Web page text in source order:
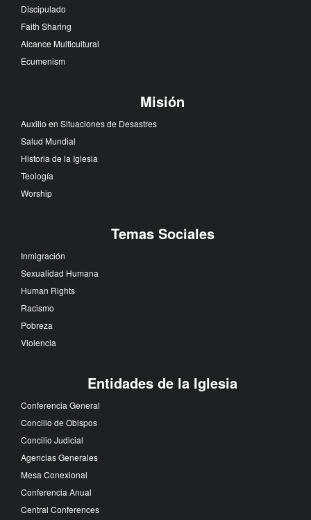
Discipulado
Faith Sharing
Alcance Multicultural
Ecumenism
Misión
Auxilio en Situaciones de Desastres
Salud Mundial
Historia de la Iglesia
Teología
Worship
Temas Sociales
Inmigración
Sexualidad Humana
Human Rights
Racismo
Pobreza
Violencia
Entidades de la Iglesia
Conferencia General
Concilio de Obispos
Concilio Judicial
Agencias Generales
Mesa Conexional
Conferencia Anual
Central Conferences